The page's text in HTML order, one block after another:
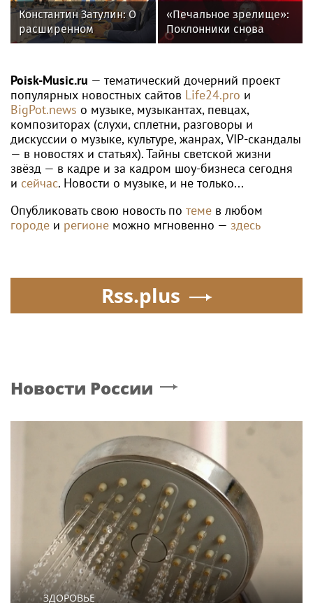
Константин Затулин: О
расширенном
заседании Совета
российско-армянского
«Лазаревского клуба»
«Печальное зрелище»:
Поклонники снова
возмущены
Poisk-Music.ru — тематический дочерний проект
популярных новостных сайтов Life24.pro и
BigPot.news о музыке, музыкантах, певцах,
композиторах (слухи, сплетни, разговоры и
дискуссии о музыке, культуре, жанрах, VIP-скандалы
— в новостях и статьях). Тайны светской жизни
звёзд — в кадре и за кадром шоу-бизнеса сегодня
и сейчас. Новости о музыке, и не только...
Опубликовать свою новость по теме в любом
городе и регионе можно мгновенно — здесь
Rss.plus
Новости России
ЗДОРОВЬЕ